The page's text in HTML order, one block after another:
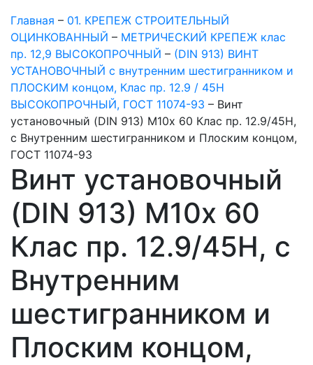
Главная – 01. КРЕПЕЖ СТРОИТЕЛЬНЫЙ
ОЦИНКОВАННЫЙ – МЕТРИЧЕСКИЙ КРЕПЕЖ клас
пр. 12,9 ВЫСОКОПРОЧНЫЙ – (DIN 913) ВИНТ
УСТАНОВОЧНЫЙ с внутренним шестигранником и
ПЛОСКИМ концом, Клас пр. 12.9 / 45H
ВЫСОКОПРОЧНЫЙ, ГОСТ 11074-93 – Винт
установочный (DIN 913) М10х 60 Клас пр. 12.9/45H,
с Внутренним шестигранником и Плоским концом,
ГОСТ 11074-93
Винт установочный
(DIN 913) М10х 60
Клас пр. 12.9/45H, с
Внутренним
шестигранником и
Плоским концом,